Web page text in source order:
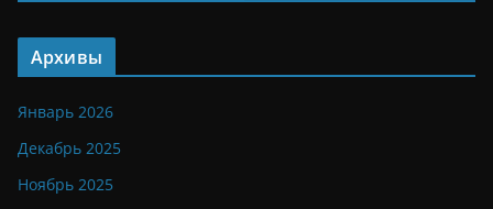
Архивы
Январь 2026
Декабрь 2025
Ноябрь 2025